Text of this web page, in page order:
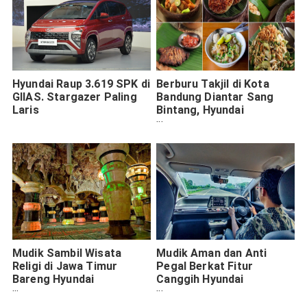
Hyundai Raup 3.619 SPK di
GIIAS. Stargazer Paling
Laris
Berburu Takjil di Kota
Bandung Diantar Sang
Bintang, Hyundai
Stargazer
Mudik Sambil Wisata
Religi di Jawa Timur
Bareng Hyundai
Stargazer
Mudik Aman dan Anti
Pegal Berkat Fitur
Canggih Hyundai
Stargazer